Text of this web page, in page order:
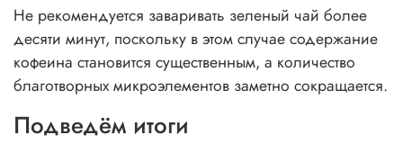
Не рекомендуется заваривать зеленый чай более
десяти минут, поскольку в этом случае содержание
кофеина становится существенным, а количество
благотворных микроэлементов заметно сокращается.
Подведём итоги